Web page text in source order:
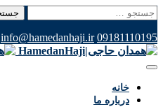
جستجو
09181110195
info@hamedanhaji.ir
خانه
درباره ما